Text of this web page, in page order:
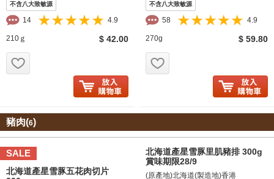
不含八大致敏源
14 4.9
210ｇ $ 42.00
不含八大致敏源
58 4.9
270g $ 59.80
豬肉(6)
SALE
北海道產星雪豚五花肉切片
北海道產星雪豚里肌豬排 300g
賞味期限28/9
(原產地)北海道(製造地)香港